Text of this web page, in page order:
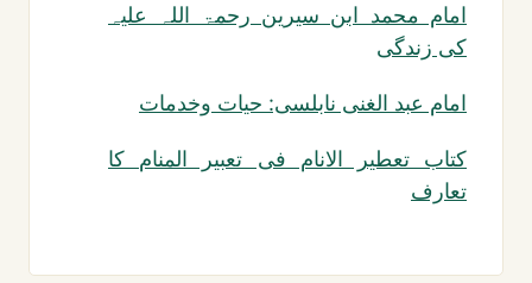
امام محمد ابن سیرین رحمۃ اللہ علیہ
کی زندگی
امام عبد الغنی نابلسی: حیات وخدمات
کتاب تعطیر الانام فی تعبیر المنام کا
تعارف